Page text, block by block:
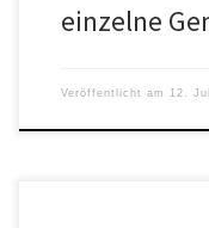
einzelne
Veröffentlicht am 12.